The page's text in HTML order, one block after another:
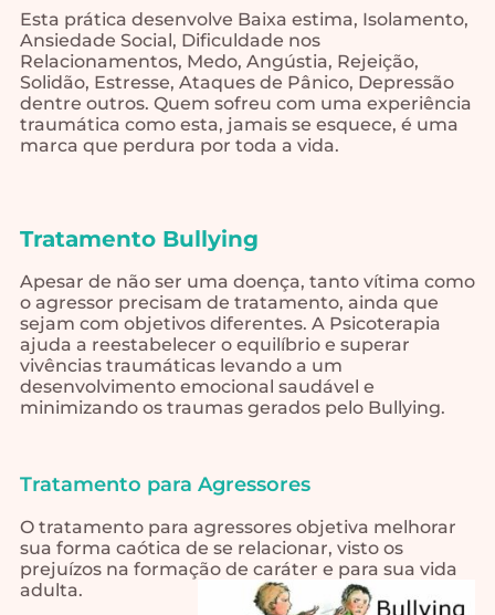
Esta prática desenvolve Baixa estima, Isolamento,
Ansiedade Social, Dificuldade nos
Relacionamentos, Medo, Angústia, Rejeição,
Solidão, Estresse, Ataques de Pânico, Depressão
dentre outros. Quem sofreu com uma experiência
traumática como esta, jamais se esquece, é uma
marca que perdura por toda a vida.
Tratamento Bullying
Apesar de não ser uma doença, tanto vítima como
o agressor precisam de tratamento, ainda que
sejam com objetivos diferentes. A Psicoterapia
ajuda a reestabelecer o equilíbrio e superar
vivências traumáticas levando a um
desenvolvimento emocional saudável e
minimizando os traumas gerados pelo Bullying.
Tratamento para Agressores
O tratamento para agressores objetiva melhorar
sua forma caótica de se relacionar, visto os
prejuízos na formação de caráter e para sua vida
adulta.